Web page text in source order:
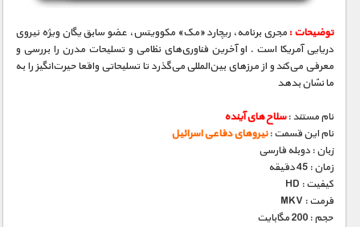
توضیحات : مجری برنامه، ریچارد «مک» مکوویتس، عضو سابق یگان ویژه نیروی
دریایی آمریکا است . او آخرین فناوری‌های نظامی و تسلیحات مدرن را بررسی و
معرفی می‌کند و از مرزهای بین‌المللی می‌گذرد تا تسلیحاتی واقعا حیرت‌انگیز را به
ما نشان بدهد
نام مستند :سلاح های آینده
نام این قسمت :نیروهای دفاعی اسرائیل
زبان : دوبله فارسی
زمان : 45 دقیقه
کیفیت : HD
فرمت : MKV
حجم : 200 مگابایت